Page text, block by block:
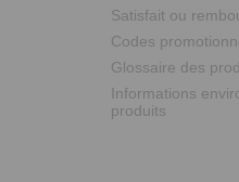
Satisfait ou
Codes
Glossaire des
Informations
produits